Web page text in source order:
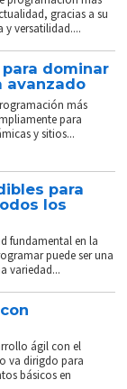
gracias a su
y versatilidad....
dominar
avanzado
más
para
y sitios...
para
los
fundamental en la
puede ser una
variedad...
ágil con el
va dirigdo para
básicos en